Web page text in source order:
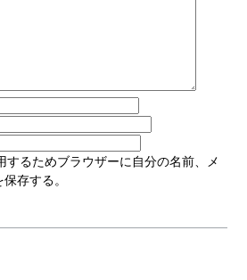
するためブラウザーに自分の名前、メ
存する。